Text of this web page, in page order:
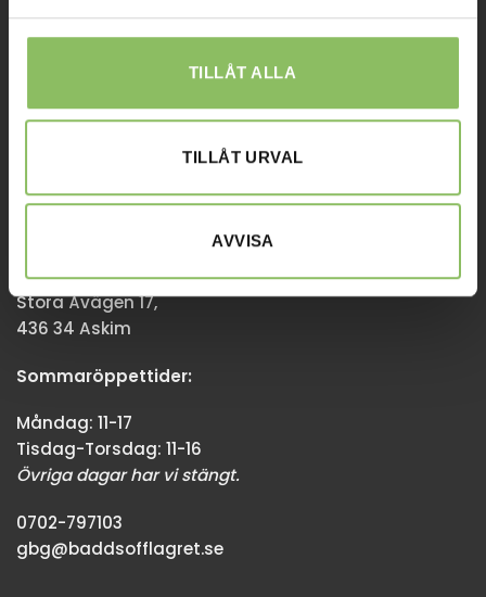
TILLÅT ALLA
TILLÅT URVAL
AVVISA
Tisdag-Torsdag: 11-18
Stora Åvägen 17,
436 34 Askim
Sommaröppettider:
Måndag: 11-17
Tisdag-Torsdag: 11-16
Övriga dagar har vi stängt.
0702-797103
gbg@baddsofflagret.se